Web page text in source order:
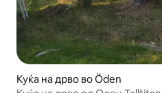
Куќа на дрво во Öden